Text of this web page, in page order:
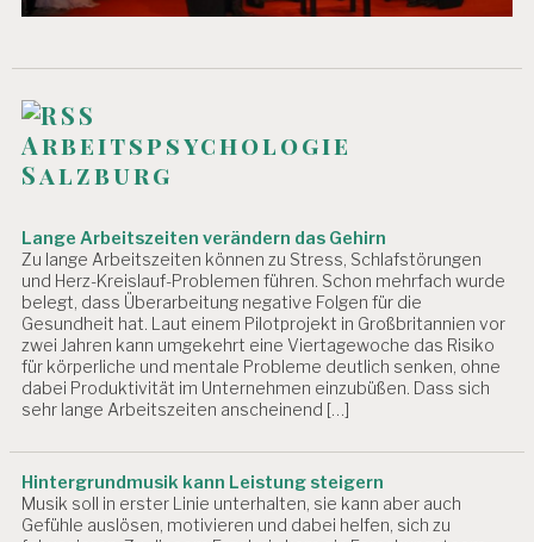
Arbeitspsychologie
Salzburg
Lange Arbeitszeiten verändern das Gehirn
Zu lange Arbeitszeiten können zu Stress, Schlafstörungen
und Herz-Kreislauf-Problemen führen. Schon mehrfach wurde
belegt, dass Überarbeitung negative Folgen für die
Gesundheit hat. Laut einem Pilotprojekt in Großbritannien vor
zwei Jahren kann umgekehrt eine Viertagewoche das Risiko
für körperliche und mentale Probleme deutlich senken, ohne
dabei Produktivität im Unternehmen einzubüßen. Dass sich
sehr lange Arbeitszeiten anscheinend […]
Hintergrundmusik kann Leistung steigern
Musik soll in erster Linie unterhalten, sie kann aber auch
Gefühle auslösen, motivieren und dabei helfen, sich zu